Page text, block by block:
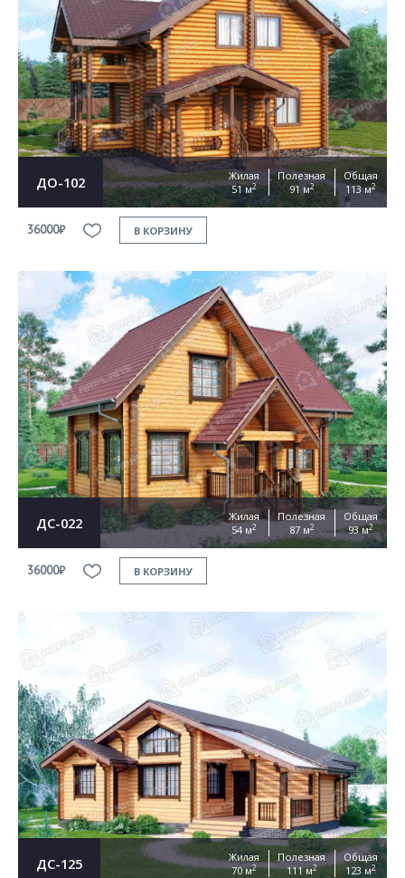
ДО-102
Жилая
51 м2
Полезная
91 м2
Общая
113 м2
36000₽ В КОРЗИНУ
ДС-022
Жилая
54 м2
Полезная
87 м2
Общая
93 м2
36000₽ В КОРЗИНУ
ДС-125
Жилая
70 м2
Полезная
111 м2
Общая
123 м2
Согласен на обработку персональных данных
This site is protected by reCAPTCHA and the GooglePrivacy PolicyandTerms of Service
apply.
ОТПРАВИТЬ